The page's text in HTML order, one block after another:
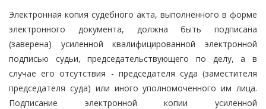
Электронная копия судебного акта, выполненного в форме
электронного документа, должна быть подписана
(заверена) усиленной квалифицированной электронной
подписью судьи, председательствующего по делу, а в
случае его отсутствия - председателя суда (заместителя
председателя суда) или иного уполномоченного им лица.
Подписание электронной копии усиленной